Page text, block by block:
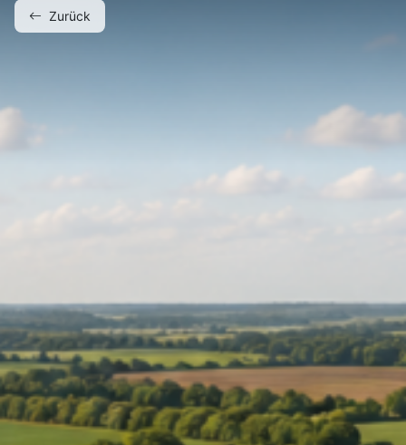
Zurück